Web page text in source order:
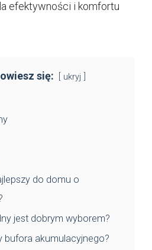
efektywności i komfortu
się: ukryj
do domu o
jest dobrym wyborem?
bufora akumulacyjnego?